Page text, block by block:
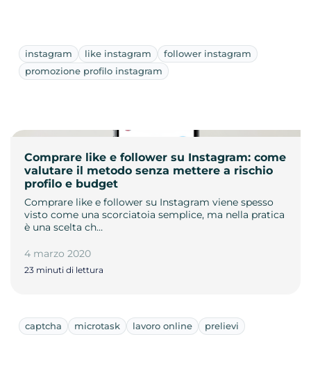
instagram like instagram
follower instagram
promozione profilo instagram
Comprare like e follower su Instagram: come
valutare il metodo senza mettere a rischio
profilo e budget
Comprare like e follower su Instagram viene spesso
visto come una scorciatoia semplice, ma nella pratica
è una scelta ch…
4 marzo 2020
23 minuti di lettura
captcha microtask lavoro online prelievi